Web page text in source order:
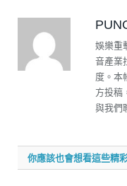
娛樂重
音產業
度。本
方投稿
與我們
你應該也會想看這些精